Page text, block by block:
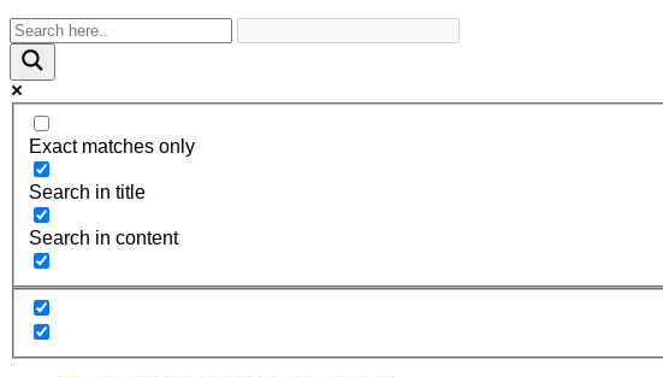
Exact matches only
Search in title
Search in content